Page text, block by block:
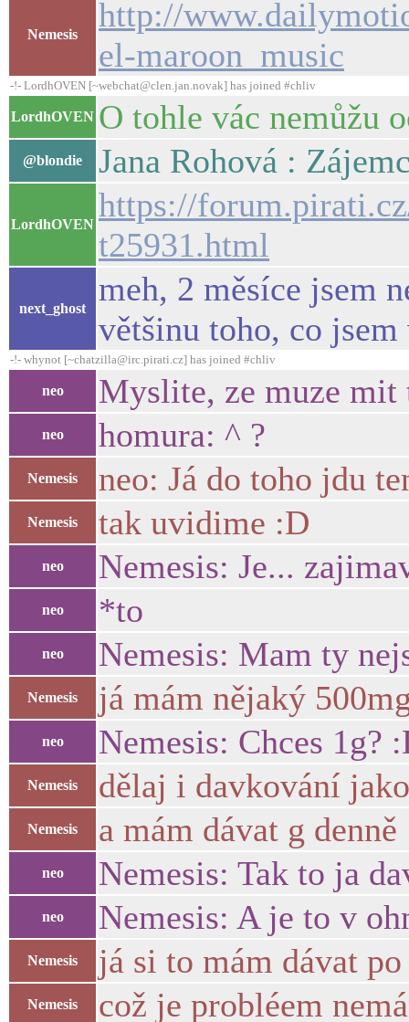
Nemesis
http://
el-maroon_music
-!- LordhOVEN [~webchat@clen.jan.novak] has joined #chliv
LordhOVEN O tohle vác nemůžu
@blondie Jana Rohová :
LordhOVEN
https://
t25931.html
next_ghost
meh, 2 měsíce jsem
většinu toho, co
-!- whynot [~chatzilla@irc.pirati.cz] has joined #chliv
neo Myslite, ze muze mit
neo homura: ^ ?
Nemesis neo: Já do toho jdu
Nemesis tak uvidime :D
neo Nemesis: Je...
neo *to
neo Nemesis: Mam ty
Nemesis já mám nějaký
neo Nemesis: Chces 1g?
Nemesis dělaj i davkování
Nemesis a mám dávat g denně
neo Nemesis: Tak to ja
neo Nemesis: A je to v
Nemesis já si to mám dávat
Nemesis což je probléem